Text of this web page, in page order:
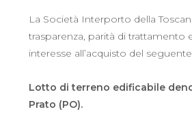
La Società Interporto della
trasparenza, parità di trattamento
interesse all’acquisto del
Lotto di terreno edificabile
Prato (PO).